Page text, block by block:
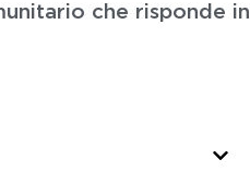
che risponde in